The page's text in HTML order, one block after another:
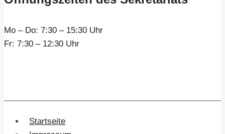
Mo – Do: 7:30 – 15:30 Uhr
Fr: 7:30 – 12:30 Uhr
Startseite